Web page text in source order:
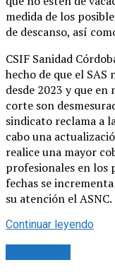
medida de los
de descanso, así
CSIF Sanidad
hecho de que el
desde 2023 y que
corte son
sindicato reclama a
cabo una
realice una mayor
profesionales en los
fechas se
su atención el ASNC.
Continuar leyendo